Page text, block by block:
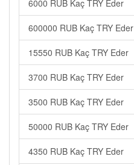
6000 RUB Kaç TRY Eder
600000 RUB Kaç TRY Eder
15550 RUB Kaç TRY Eder
3700 RUB Kaç TRY Eder
3500 RUB Kaç TRY Eder
50000 RUB Kaç TRY Eder
4350 RUB Kaç TRY Eder